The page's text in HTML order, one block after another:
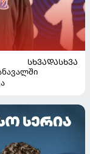
ᲡᲮᲕᲐᲓᲐᲡᲮᲕᲐ